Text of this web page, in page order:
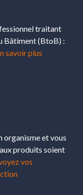
traitant
Bâtiment (BtoB) :
savoir plus
organisme et vous
produits soient
vos